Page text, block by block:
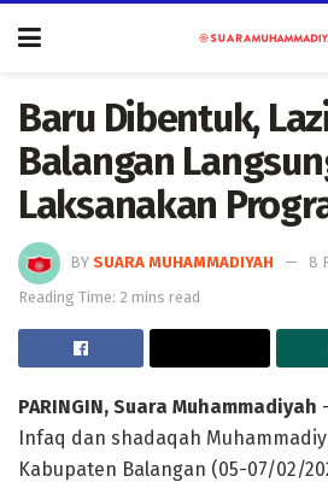
Baru Dibentuk,
Balangan
Laksanakan
BY SUARA MUHAMMADIYAH
8
Reading Time: 2 mins read
PARINGIN, Suara Muhammadiyah
Infaq dan shadaqah
Kabupaten Balangan (05-07/02/